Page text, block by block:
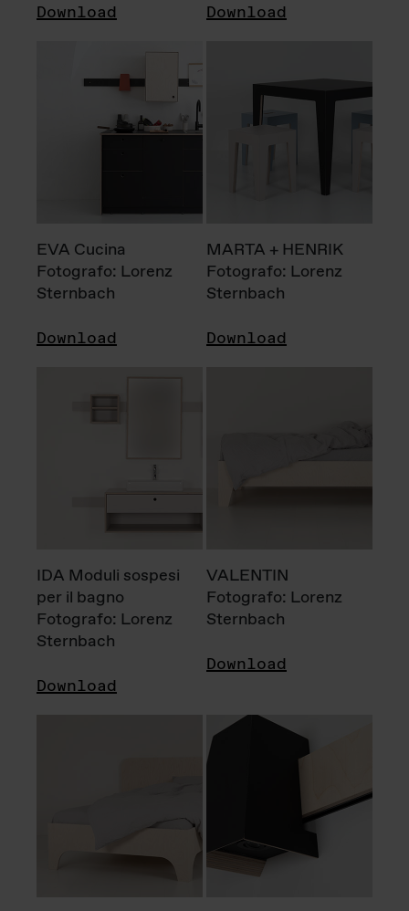
Download Download
EVA Cucina
Fotografo: Lorenz
Sternbach
Download
MARTA + HENRIK
Fotografo: Lorenz
Sternbach
Download
IDA Moduli sospesi
per il bagno
Fotografo: Lorenz
Sternbach
Download
VALENTIN
Fotografo: Lorenz
Sternbach
Download